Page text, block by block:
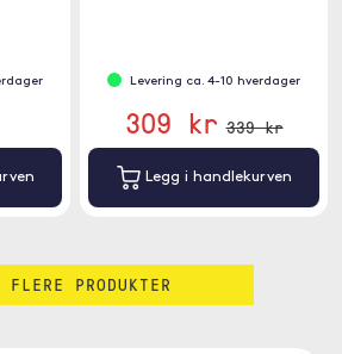
Levering ca. 4-10 hverdager
309 kr 339 kr
Legg i handlekurven
FLERE PRODUKTER